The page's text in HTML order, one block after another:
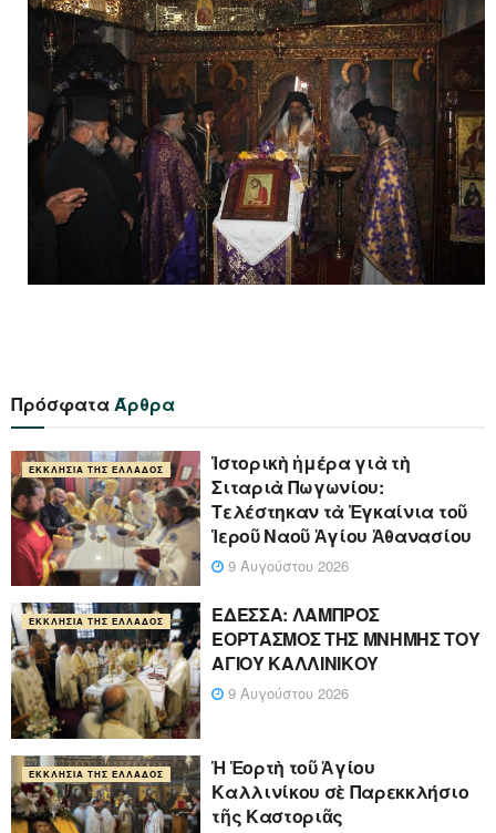
ΠρόσφαταΆρθρα
ΕΚΚΛΗΣΊΑ ΤΗΣ ΕΛΛΆΔΟΣ
Ἱστορικὴ ἡμέρα γιὰ τὴ
Σιταριὰ Πωγωνίου:
Τελέστηκαν τὰ Ἐγκαίνια τοῦ
Ἱεροῦ Ναοῦ Ἁγίου Ἀθανασίου
9 Αυγούστου 2026
ΕΚΚΛΗΣΊΑ ΤΗΣ ΕΛΛΆΔΟΣ
ΕΔΕΣΣΑ: ΛΑΜΠΡΟΣ
ΕΟΡΤΑΣΜΟΣ ΤΗΣ ΜΝΗΜΗΣ ΤΟΥ
ΑΓΙΟΥ ΚΑΛΛΙΝΙΚΟΥ
9 Αυγούστου 2026
ΕΚΚΛΗΣΊΑ ΤΗΣ ΕΛΛΆΔΟΣ
Ἡ Ἑορτὴ τοῦ Ἁγίου
Καλλινίκου σὲ Παρεκκλήσιο
τῆς Καστοριᾶς